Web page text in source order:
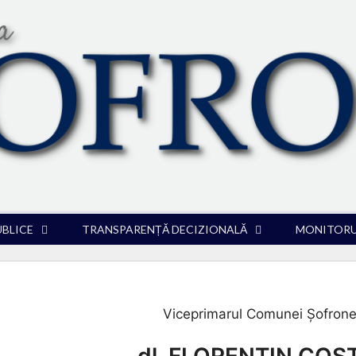
TRANSPARENȚĂ DECIZIONALĂ
Viceprimarul Comunei